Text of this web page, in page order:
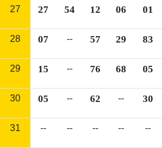
27 27 54 12 06 01
28 07 -- 57 29 83
29 15 -- 76 68 05
30 05 -- 62 -- 30
31 -- -- -- -- --